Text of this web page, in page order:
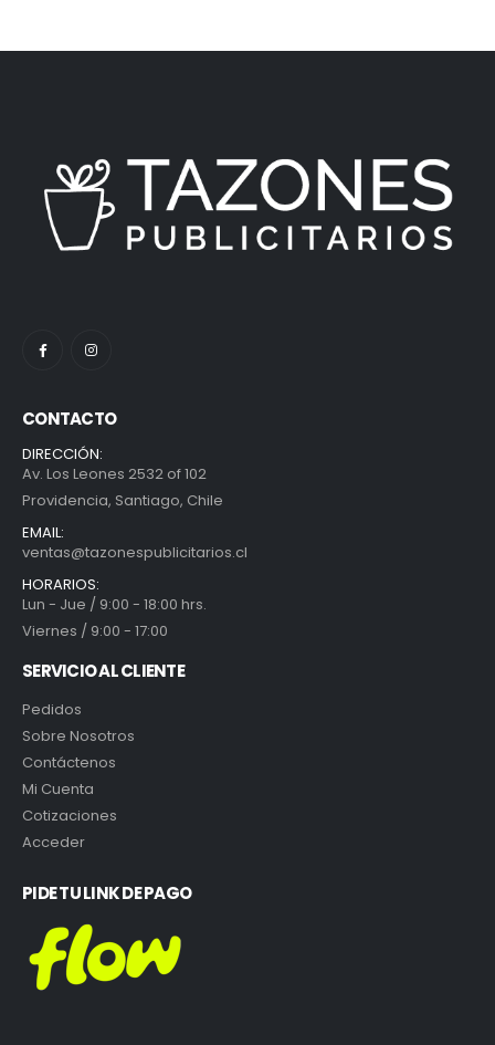
CONTACTO
DIRECCIÓN:
Av. Los Leones 2532 of 102
Providencia, Santiago, Chile
EMAIL:
ventas@tazonespublicitarios.cl
HORARIOS:
Lun - Jue / 9:00 - 18:00 hrs.
Viernes / 9:00 - 17:00
SERVICIO AL CLIENTE
Pedidos
Sobre Nosotros
Contáctenos
Mi Cuenta
Cotizaciones
Acceder
PIDE TU LINK DE PAGO